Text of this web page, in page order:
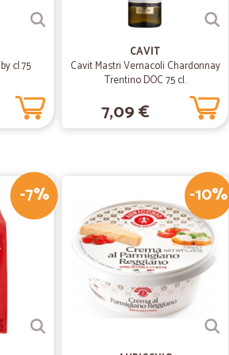
cl.75
CAVIT
Cavit Mastri Vernacoli Chardonnay
Trentino DOC 75 cl.
7,09 €
-7% -10%